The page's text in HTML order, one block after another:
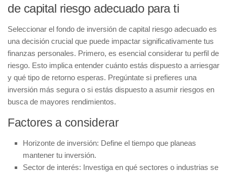
de capital riesgo adecuado para ti
Seleccionar el fondo de inversión de capital riesgo adecuado es
una decisión crucial que puede impactar significativamente tus
finanzas personales. Primero, es esencial considerar tu perfil de
riesgo. Esto implica entender cuánto estás dispuesto a arriesgar
y qué tipo de retorno esperas. Pregúntate si prefieres una
inversión más segura o si estás dispuesto a asumir riesgos en
busca de mayores rendimientos.
Factores a considerar
Horizonte de inversión: Define el tiempo que planeas
mantener tu inversión.
Sector de interés: Investiga en qué sectores o industrias se